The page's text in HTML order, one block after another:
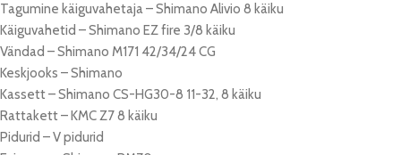
Tagumine käiguvahetaja – Shimano Alivio 8 käiku
Käiguvahetid – Shimano EZ fire 3/8 käiku
Vändad – Shimano M171 42/34/24 CG
Keskjooks – Shimano
Kassett – Shimano CS-HG30-8 11-32, 8 käiku
Rattakett – KMC Z7 8 käiku
Pidurid – V pidurid